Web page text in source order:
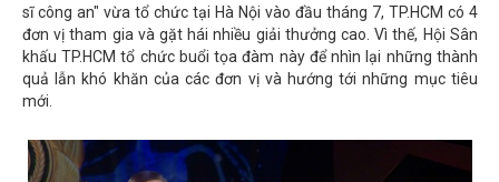
sĩ công an" vừa tổ chức tại Hà Nội vào đầu tháng 7, TP.HCM có 4
đơn vị tham gia và gặt hái nhiều giải thưởng cao. Vì thế, Hội Sân
khấu TP.HCM tổ chức buổi tọa đàm này để nhìn lại những thành
quả lẫn khó khăn của các đơn vị và hướng tới những mục tiêu
mới.